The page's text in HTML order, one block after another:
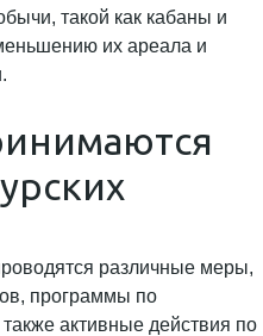
такой как кабаны и
их ареала и
различные меры,
программы по
активные действия по